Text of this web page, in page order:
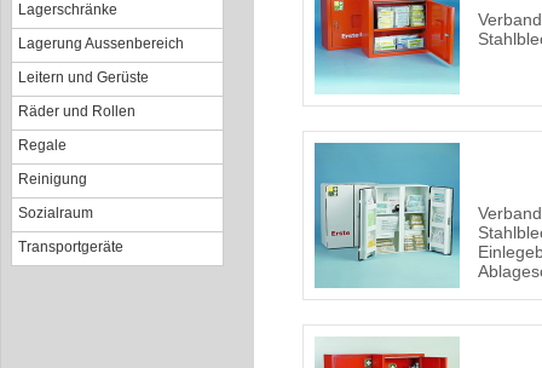
Lagerschränke
Lagerung Aussenbereich
Leitern und Gerüste
Räder und Rollen
Regale
Reinigung
Sozialraum
Transportgeräte